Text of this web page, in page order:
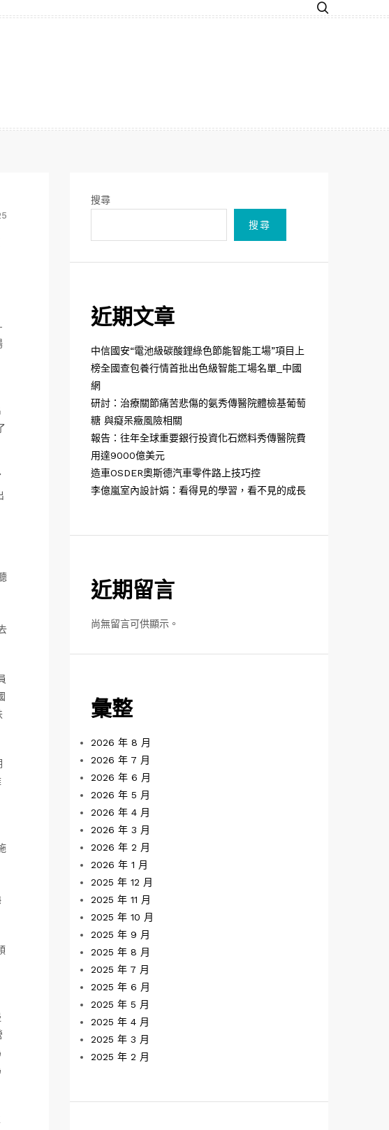
搜尋
搜尋
近期文章
中信國安“電池級碳酸鋰綠色節能智能工場”項目上
榜全國查包養行情首批出色級智能工場名單_中國
網
研討：治療關節痛苦悲傷的氨秀傳醫院體檢基葡萄
糖 與癡呆癥風險相關
報告：往年全球重要銀行投資化石燃料秀傳醫院費
用達9000億美元
造車OSDER奧斯德汽車零件路上技巧控
李億嵐室內設計娟：看得見的學習，看不見的成長
近期留言
尚無留言可供顯示。
彙整
2026 年 8 月
2026 年 7 月
2026 年 6 月
2026 年 5 月
2026 年 4 月
2026 年 3 月
2026 年 2 月
2026 年 1 月
2025 年 12 月
2025 年 11 月
2025 年 10 月
2025 年 9 月
2025 年 8 月
2025 年 7 月
2025 年 6 月
2025 年 5 月
2025 年 4 月
2025 年 3 月
2025 年 2 月